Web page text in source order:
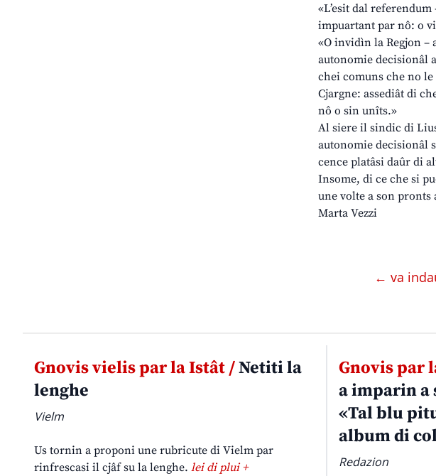
«L’esit dal
impuartant par nô: o
«O invidìn la Regjon –
autonomie decisionâl
chei comuns che no
Cjargne: assediât di
nô o sin unîts.»
Al siere il sindic di
autonomie decisionâl
cence platâsi daûr di
Insome, di ce che si
une volte a son pronts
Marta Vezzi
← va
Gnovis vielis par la Istât /Netiti la
lenghe
Vielm
Us tornin a proponi une rubricute di Vielm par
rinfrescasi il cjâf su la lenghe. lei di plui +
Gnovis par
a imparin a
«Tal blu
album di
Redazion